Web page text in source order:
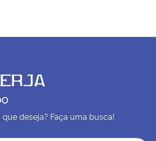
deseja? Faça uma busca!